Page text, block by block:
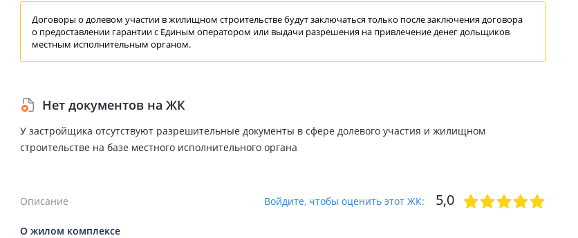
Договоры о долевом участии в жилищном строительстве будут заключаться только после заключения договора
о предоставлении гарантиис Единым оператором или выдачи разрешения на привлечениеденег дольщиков
местным исполнительным органом.
Нет документов на ЖК
У застройщика отсутствуют разрешительные документы в сфере долевого участия и жилищном
строительстве на базе местного исполнительного органа
Описание Войдите, чтобы оценить этот ЖК: 5,0
О жилом комплексе